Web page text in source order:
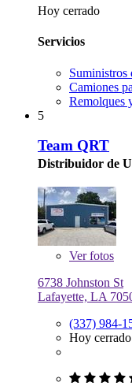
Hoy cerrado
Servicios
Suministros
Camiones
Remolques
5
Team QRT
Distribuidor de
Verfotos
6738 Johnston St
Lafayette, LA
(337) 984-
Hoy cerrado